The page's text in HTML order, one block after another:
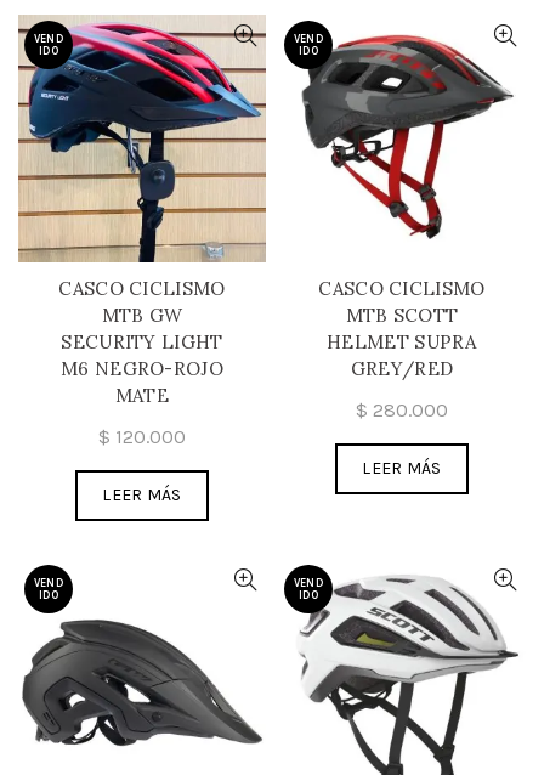
VEND
IDO
CASCO CICLISMO
MTB GW
SECURITY LIGHT
M6 NEGRO-ROJO
MATE
$ 120.000
LEER MÁS
VEND
IDO
CASCO CICLISMO
MTB SCOTT
HELMET SUPRA
GREY/RED
$ 280.000
LEER MÁS
VEND
IDO
VEND
IDO